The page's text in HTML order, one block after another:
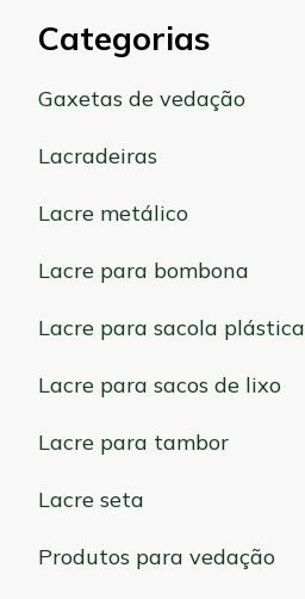
Categorias
Gaxetas de vedação
Lacradeiras
Lacre metálico
Lacre para bombona
Lacre para sacola plástica
Lacre para sacos de lixo
Lacre para tambor
Lacre seta
Produtos para vedação